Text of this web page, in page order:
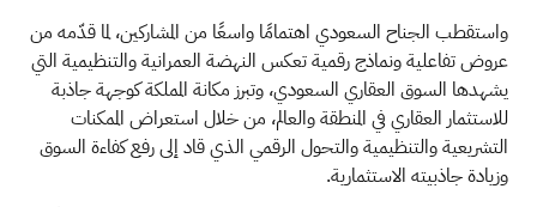
واستقطب الجناح السعودي اهتمامًا واسعًا من المشاركين، لما قدّمه من
عروض تفاعلية ونماذج رقمية تعكس النهضة العمرانية والتنظيمية التي
يشهدها السوق العقاري السعودي، وتبرز مكانة المملكة كوجهة جاذبة
للاستثمار العقاري في المنطقة والعالم، من خلال استعراض الممكنات
التشريعية والتنظيمية والتحول الرقمي الذي قاد إلى رفع كفاءة السوق
وزيادة جاذبيته الاستثمارية.